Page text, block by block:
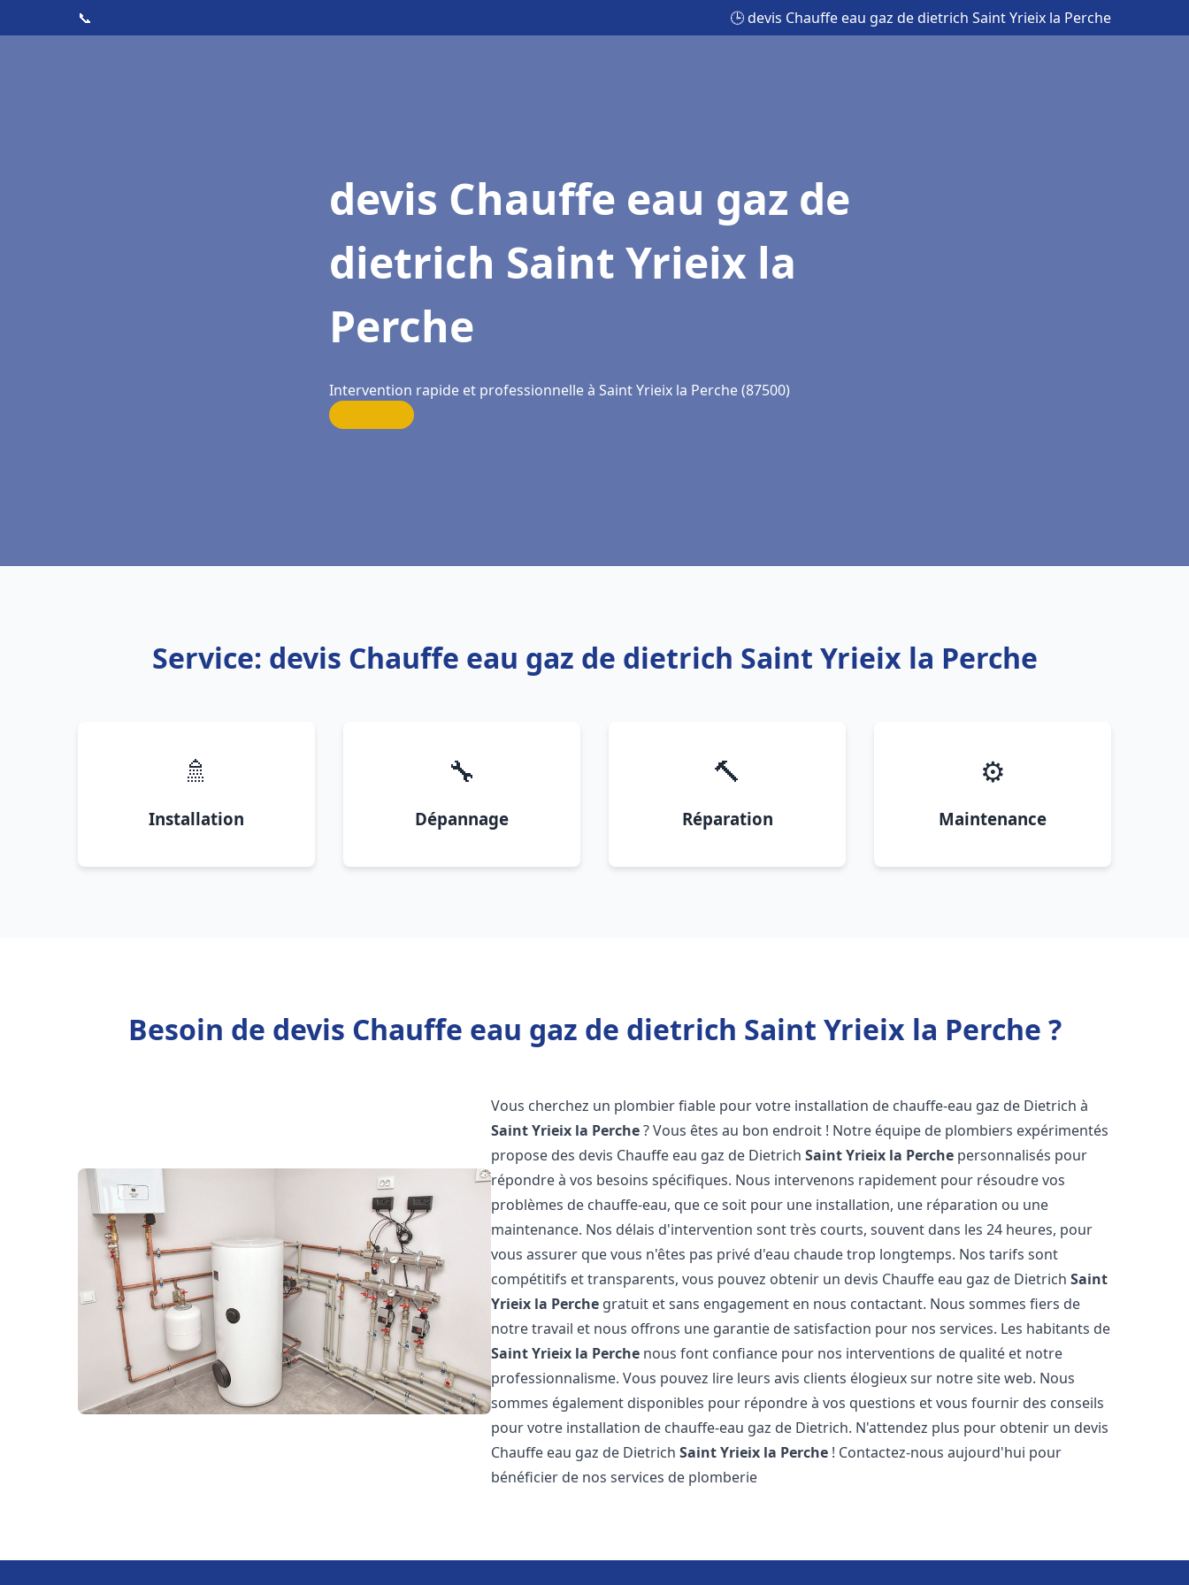
📞 🕒 devis Chauffe eau gaz de dietrich Saint Yrieix la Perche
devis Chauffe eau gaz de
dietrich Saint Yrieix la
Perche
Intervention rapide et professionnelle à Saint Yrieix la Perche (87500)
Service: devis Chauffe eau gaz de dietrich Saint Yrieix la Perche
🚿
Installation
🔧
Dépannage
🔨
Réparation
⚙️
Maintenance
Besoin de devis Chauffe eau gaz de dietrich Saint Yrieix la Perche ?
Vous cherchez un plombier fiable pour votre installation de chauffe-eau gaz de Dietrich à
Saint Yrieix la Perche? Vous êtes au bon endroit ! Notre équipe de plombiers expérimentés
propose des devis Chauffe eau gaz de DietrichSaint Yrieix la Perche personnalisés pour
répondre à vos besoins spécifiques. Nous intervenons rapidement pour résoudre vos
problèmes de chauffe-eau, que ce soit pour une installation, une réparation ou une
maintenance. Nos délais d'intervention sont très courts, souvent dans les 24 heures, pour
vous assurer que vous n'êtes pas privé d'eau chaude trop longtemps. Nos tarifs sont
compétitifs et transparents, vous pouvez obtenir un devis Chauffe eau gaz de DietrichSaint
Yrieix la Perche gratuit et sans engagement en nous contactant. Nous sommes fiers de
notre travail et nous offrons une garantie de satisfaction pour nos services. Les habitants de
Saint Yrieix la Perche nous font confiance pour nos interventions de qualité et notre
professionnalisme. Vous pouvez lire leurs avis clients élogieux sur notre site web. Nous
sommes également disponibles pour répondre à vos questions et vous fournir des conseils
pour votre installation de chauffe-eau gaz de Dietrich. N'attendez plus pour obtenir un devis
Chauffe eau gaz de DietrichSaint Yrieix la Perche ! Contactez-nous aujourd'hui pour
bénéficier de nos services de plomberie